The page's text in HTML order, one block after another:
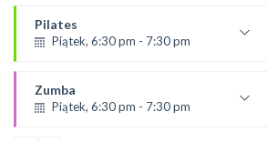
Ola
SALA 1
Pilates
Piątek, 6:30 pm - 7:30 pm
Paulina
*Zajęcia dla dorosłych i dzieci
Zumba
Piątek, 6:30 pm - 7:30 pm